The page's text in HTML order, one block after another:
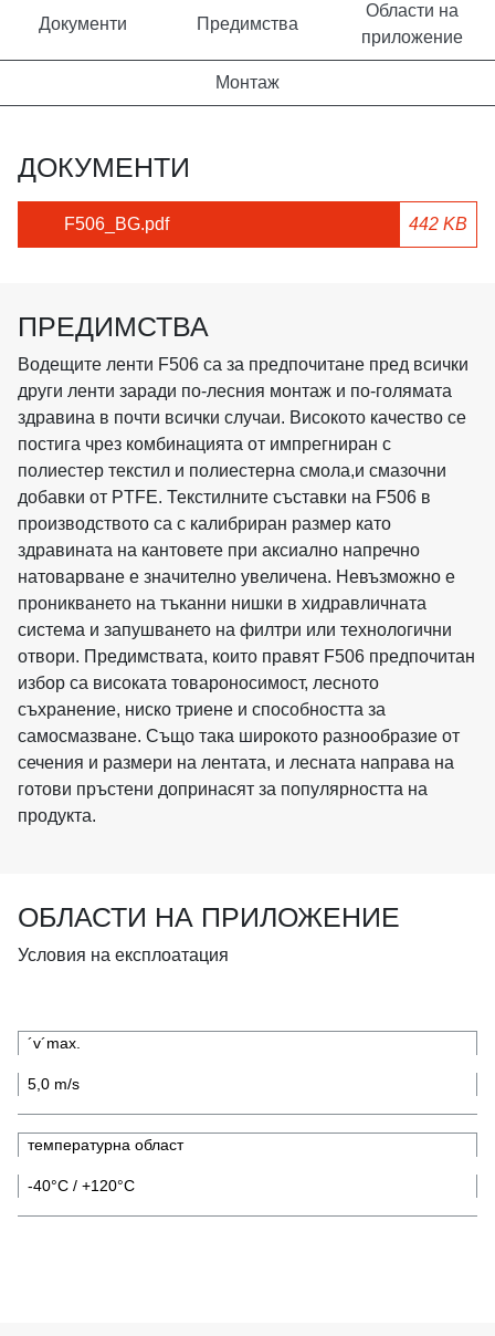
Документи Предимства
Области на
приложение
Монтаж
ДОКУМЕНТИ
F506_BG.pdf 442 KB
ПРЕДИМСТВА
Водещите ленти F506 са за предпочитане пред всички
други ленти заради по-лесния монтаж и по-голямата
здравина в почти всички случаи. Високото качество се
постига чрез комбинацията от импрегниран с
полиестер текстил и полиестерна смола,и смазочни
добавки от PTFE. Текстилните съставки на F506 в
производството са с калибриран размер като
здравината на кантовете при аксиално напречно
натоварване е значително увеличена. Невъзможно е
проникването на тъканни нишки в хидравличната
система и запушването на филтри или технологични
отвори. Предимствата, които правят F506 предпочитан
избор са високата товароносимост, лесното
съхранение, ниско триене и способността за
самосмазване. Също така широкото разнообразие от
сечения и размери на лентата, и лесната направа на
готови пръстени допринасят за популярността на
продукта.
ОБЛАСТИ НА ПРИЛОЖЕНИЕ
Условия на експлоатация
´v´max.
5,0 m/s
температурна област
-40°C / +120°C